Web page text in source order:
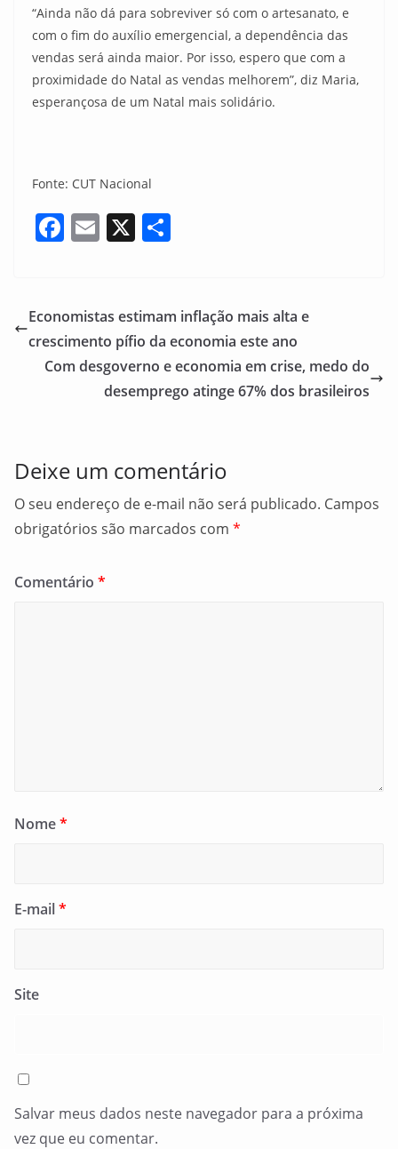
“Ainda não dá para sobreviver só com o artesanato, e
com o fim do auxílio emergencial, a dependência das
vendas será ainda maior. Por isso, espero que com a
proximidade do Natal as vendas melhorem”, diz Maria,
esperançosa de um Natal mais solidário.
Fonte: CUT Nacional
F
e
b
o
E
l
X
e
Economistas estimam inflação mais alta e
crescimento pífio da economia este ano
Com desgoverno e economia em crise, medo do
desemprego atinge 67% dos brasileiros
Deixe um comentário
O seu endereço de e-mail não será publicado. Campos
obrigatórios são marcados com *
Comentário *
Nome*
E-mail*
Site
Salvar meus dados neste navegador para a próxima
vez que eu comentar.